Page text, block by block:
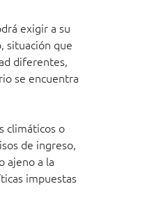
exigir a su
situación que
diferentes,
se encuentra
climáticos o
de ingreso,
ajeno a la
impuestas